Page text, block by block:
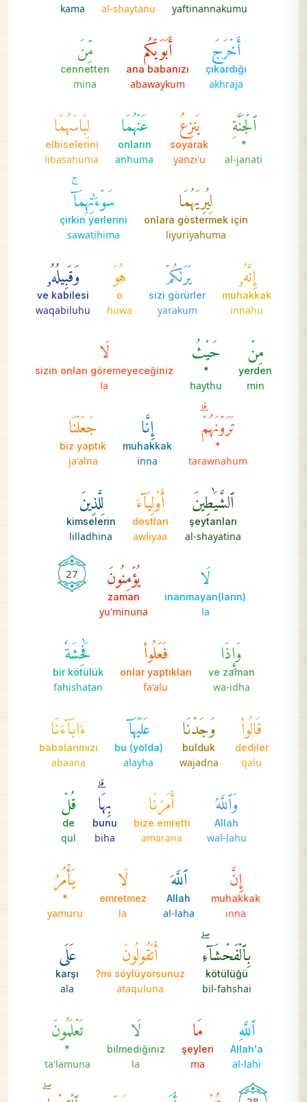
yaftinannakumu
al-shaytanu
kama
أَخۡرَجَ
çıkardığı
akhraja
أَبَوَيۡكُم
ana babanızı
abawaykum
مِّنَ
cennetten
mina
ٱلۡجَنَّةِ
*
al-janati
يَنزِعُ
soyarak
yanzi'u
عَنۡهُمَا
onların
anhuma
لِبَاسَهُمَا
elbiselerini
libasahuma
لِيُرِيَهُمَا
onlara göstermek için
liyuriyahuma
سَوۡءَٰتِهِمَآۚ
çirkin yerlerini
sawatihima
إِنَّهُۥ
muhakkak
innahu
يَرَىٰكُمۡ
sizi görürler
yarakum
هُوَ
o
huwa
وَقَبِيلُهُۥ
ve kabilesi
waqabiluhu
مِنۡ
yerden
min
حَيۡثُ
*
haythu
لَا
sizin onları göremeyeceğiniz
la
تَرَوۡنَهُمۡۗ
*
tarawnahum
إِنَّا
muhakkak
inna
جَعَلۡنَا
biz yaptık
ja'alna
ٱلشَّيَٰطِينَ
şeytanları
al-shayatina
أَوۡلِيَآءَ
dostları
awliyaa
لِلَّذِينَ
kimselerin
lilladhina
لَا
inanmayan(ların)
la
يُؤۡمِنُونَ
zaman
yu'minuna
27
وَإِذَا
ve zaman
wa-idha
فَعَلُواْ
onlar yaptıkları
fa'alu
فَٰحِشَةٗ
bir kötülük
fahishatan
قَالُواْ
dediler
qalu
وَجَدۡنَا
bulduk
wajadna
عَلَيۡهَآ
bu (yolda)
alayha
ءَابَآءَنَا
babalarımızı
abaana
وَٱللَّهُ
Allah
wal-lahu
أَمَرَنَا
bize emretti
amarana
بِهَاۗ
bunu
biha
قُلۡ
de
qul
إِنَّ
muhakkak
inna
ٱللَّهَ
Allah
al-laha
لَا
emretmez
la
يَأۡمُرُ
*
yamuru
بِٱلۡفَحۡشَآءِۖ
kötülüğü
bil-fahshai
أَتَقُولُونَ
mi söylüyorsunuz?
ataquluna
عَلَى
karşı
ala
ٱللَّهِ
Allah'a
al-lahi
مَا
şeyleri
ma
لَا
bilmediğiniz
la
تَعۡلَمُونَ
*
ta'lamuna